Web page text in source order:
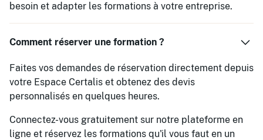
besoin et adapter les formations à votre entreprise.
Comment réserver une formation ?
Faites vos demandes de réservation directement depuis
votre Espace Certalis et obtenez des devis
personnalisés en quelques heures.
Connectez-vous gratuitement sur notre plateforme en
ligne et réservez les formations qu'il vous faut en un